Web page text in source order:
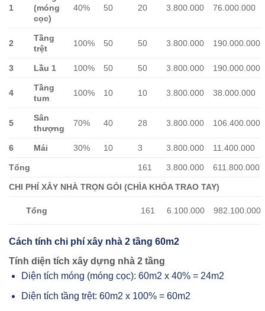
1
(móng
cọc)
40% 50 20 3.800.000 76.000.000
2
Tầng
trệt
100% 50 50 3.800.000 190.000.000
3 Lầu 1 100% 50 50 3.800.000 190.000.000
4
Tầng
tum
100% 10 10 3.800.000 38.000.000
5
Sân
thượng
70% 40 28 3.800.000 106.400.000
6 Mái 30% 10 3 3.800.000 11.400.000
Tổng 161 3.800.000 611.800.000
CHI PHÍ XÂY NHÀ TRỌN GÓI (CHÌA KHÓA TRAO TAY)
Tổng 161 6.100.000 982.100.000
Cách tính chi phí xây nhà 2 tầng 60m2
Tính diện tích xây dựng nhà 2 tầng
Diện tích móng (móng cọc): 60m2 x 40% = 24m2
Diện tích tầng trệt: 60m2 x 100% = 60m2